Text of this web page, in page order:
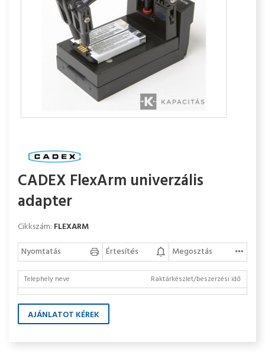
CADEX FlexArm univerzális
adapter
Cikkszám: FLEXARM
Nyomtatás
Értesítés Megosztás
Telephely neve Raktárkészlet/beszerzési idő
AJÁNLATOT KÉREK